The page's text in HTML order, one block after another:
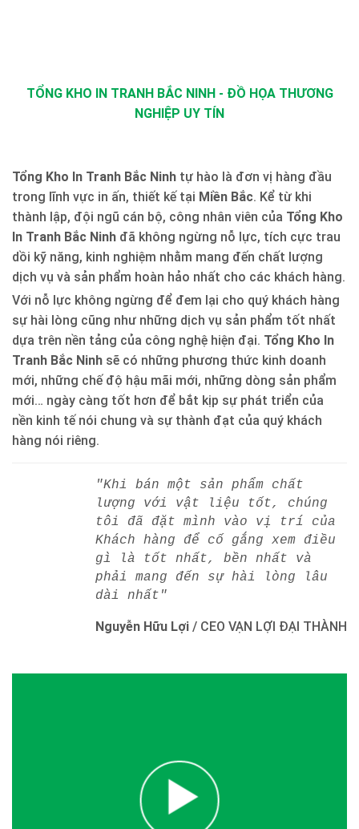
TỔNG KHO IN TRANH BẮC NINH - ĐỒ HỌA THƯƠNG
NGHIỆP UY TÍN
Tổng Kho In Tranh Bắc Ninh tự hào là đơn vị hàng đầu
trong lĩnh vực in ấn, thiết kế tại Miền Bắc. Kể từ khi
thành lập, đội ngũ cán bộ, công nhân viên của Tổng Kho
In Tranh Bắc Ninh đã không ngừng nỗ lực, tích cực trau
dồi kỹ năng, kinh nghiệm nhằm mang đến chất lượng
dịch vụ và sản phẩm hoàn hảo nhất cho các khách hàng.
Với nỗ lực không ngừng để đem lại cho quý khách hàng
sự hài lòng cũng như những dịch vụ sản phẩm tốt nhất
dựa trên nền tảng của công nghệ hiện đại. Tổng Kho In
Tranh Bắc Ninh sẽ có những phương thức kinh doanh
mới, những chế độ hậu mãi mới, những dòng sản phẩm
mới… ngày càng tốt hơn để bắt kịp sự phát triển của
nền kinh tế nói chung và sự thành đạt của quý khách
hàng nói riêng.
"Khi bán một sản phẩm chất
lượng với vật liệu tốt, chúng
tôi đã đặt mình vào vị trí của
Khách hàng để cố gắng xem điều
gì là tốt nhất, bền nhất và
phải mang đến sự hài lòng lâu
dài nhất"
Nguyễn Hữu Lợi / CEO VẠN LỢI ĐẠI THÀNH